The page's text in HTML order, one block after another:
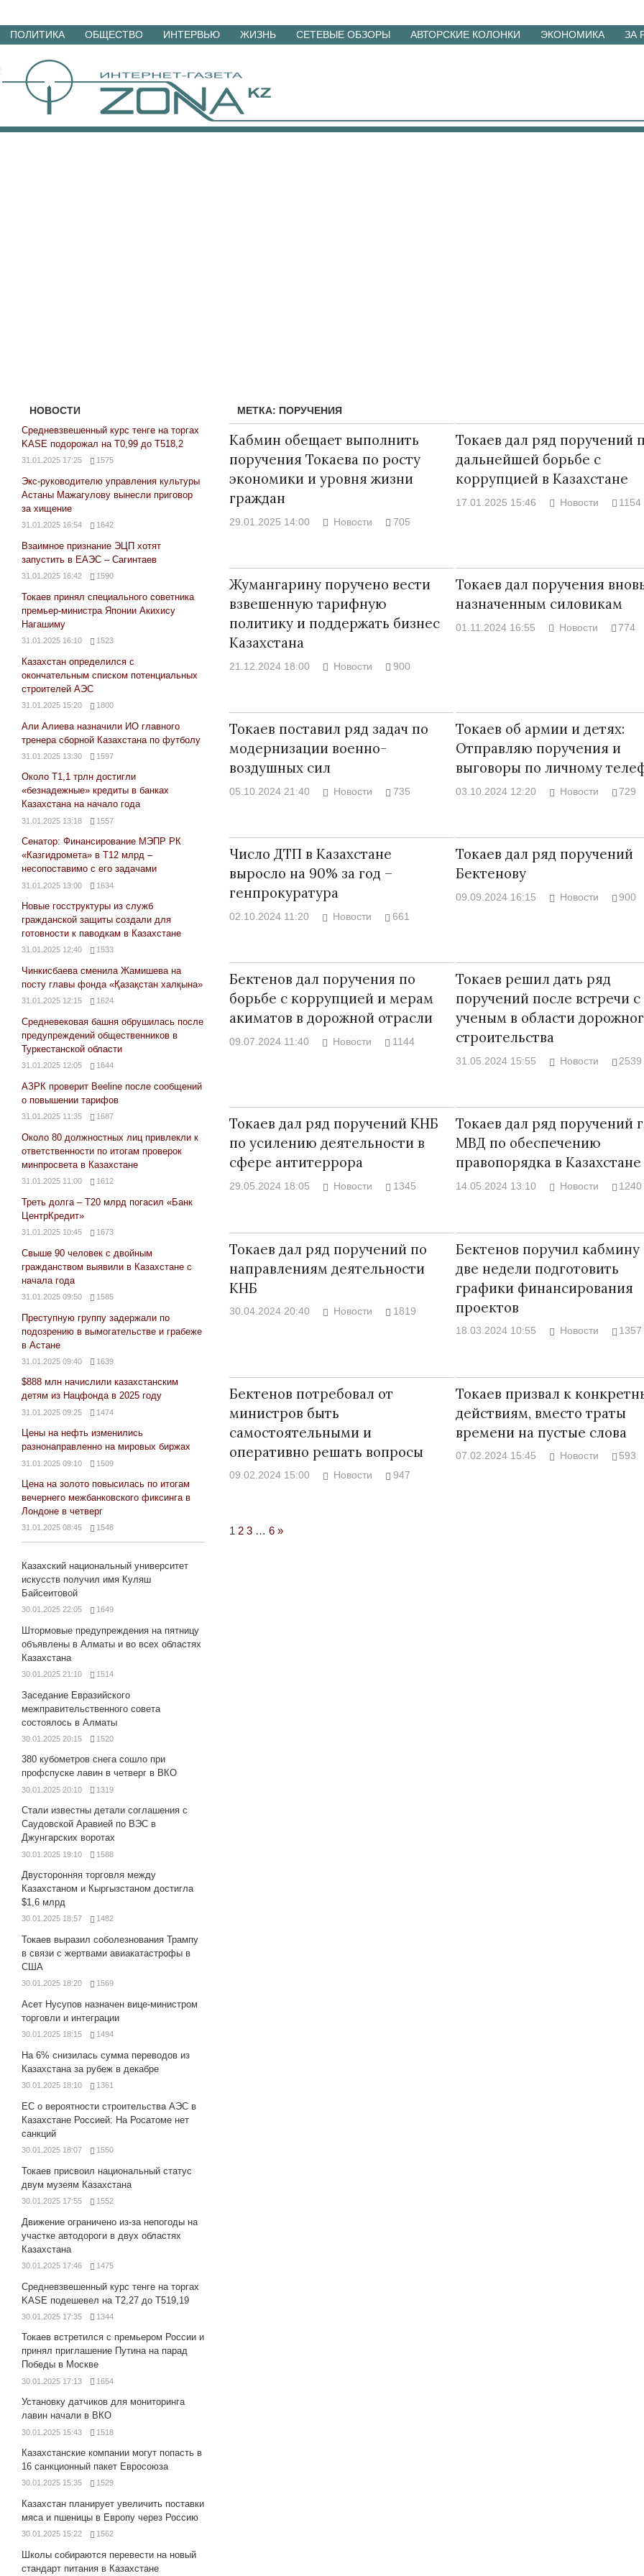
Перейти
материалам
ПОЛИТИКА ОБЩЕСТВО ИНТЕРВЬЮ ЖИЗНЬ СЕТЕВЫЕ ОБЗОРЫ АВТОРСКИЕ КОЛОНКИ ЭКОНОМИКА ЗА
МЕТКА: ПОРУЧЕНИЯ
Кабмин обещает выполнить
поручения Токаева по росту
экономики и уровня жизни
граждан
29.01.2025 14:00 Новости 705
Токаев дал ряд поручений
дальнейшей борьбе с
коррупцией в Казахстане
17.01.2025 15:46 Новости 1154
Жумангарину поручено вести
взвешенную тарифную
политику и поддержать бизнес
Казахстана
21.12.2024 18:00 Новости 900
Токаев дал поручения
назначенным силовикам
01.11.2024 16:55 Новости 774
Токаев поставил ряд задач по
модернизации военно-
воздушных сил
05.10.2024 21:40 Новости 735
Токаев об армии и детях:
Отправляю поручения и
выговоры по личному
03.10.2024 12:20 Новости 729
Число ДТП в Казахстане
выросло на 90% за год –
генпрокуратура
02.10.2024 11:20 Новости 661
Токаев дал ряд поручений
Бектенову
09.09.2024 16:15 Новости 900
Бектенов дал поручения по
борьбе с коррупцией и мерам
акиматов в дорожной отрасли
09.07.2024 11:40 Новости 1144
Токаев решил дать ряд
поручений после встречи с
ученым в области
строительства
31.05.2024 15:55 Новости 2539
Токаев дал ряд поручений КНБ
по усилению деятельности в
сфере антитеррора
29.05.2024 18:05 Новости 1345
Токаев дал ряд поручений
МВД по обеспечению
правопорядка в Казахстане
14.05.2024 13:10 Новости 1240
Токаев дал ряд поручений по
направлениям деятельности
КНБ
30.04.2024 20:40 Новости 1819
Бектенов поручил кабмину
две недели подготовить
графики финансирования
проектов
18.03.2024 10:55 Новости 1357
Бектенов потребовал от
министров быть
самостоятельными и
оперативно решать вопросы
09.02.2024 15:00 Новости 947
Токаев призвал к
действиям, вместо траты
времени на пустые слова
07.02.2024 15:45 Новости 593
1 2 3 … 6 Next
»
НОВОСТИ
Средневзвешенный курс тенге на торгах
KASE подорожал на Т0,99 до Т518,2
31.01.2025 17:25 1575
Экс-руководителю управления культуры
Астаны Мажагулову вынесли приговор
за хищение
31.01.2025 16:54 1642
Взаимное признание ЭЦП хотят
запустить в ЕАЭС – Сагинтаев
31.01.2025 16:42 1590
Токаев принял специального советника
премьер-министра Японии Акихису
Нагашиму
31.01.2025 16:10 1523
Казахстан определился с
окончательным списком потенциальных
строителей АЭС
31.01.2025 15:20 1800
Али Алиева назначили ИО главного
тренера сборной Казахстана по футболу
31.01.2025 13:30 1597
Около Т1,1 трлн достигли
«безнадежные» кредиты в банках
Казахстана на начало года
31.01.2025 13:18 1557
Сенатор: Финансирование МЭПР РК
«Казгидромета» в Т12 млрд –
несопоставимо с его задачами
31.01.2025 13:00 1634
Новые госструктуры из служб
гражданской защиты создали для
готовности к паводкам в Казахстане
31.01.2025 12:40 1533
Чинкисбаева сменила Жамишева на
посту главы фонда «Қазақстан халқына»
31.01.2025 12:15 1624
Средневековая башня обрушилась после
предупреждений общественников в
Туркестанской области
31.01.2025 12:05 1644
АЗРК проверит Beeline после сообщений
о повышении тарифов
31.01.2025 11:35 1687
Около 80 должностных лиц привлекли к
ответственности по итогам проверок
минпросвета в Казахстане
31.01.2025 11:00 1612
Треть долга – Т20 млрд погасил «Банк
ЦентрКредит»
31.01.2025 10:45 1673
Свыше 90 человек с двойным
гражданством выявили в Казахстане с
начала года
31.01.2025 09:50 1585
Преступную группу задержали по
подозрению в вымогательстве и грабеже
в Астане
31.01.2025 09:40 1639
$888 млн начислили казахстанским
детям из Нацфонда в 2025 году
31.01.2025 09:25 1474
Цены на нефть изменились
разнонаправленно на мировых биржах
31.01.2025 09:10 1509
Цена на золото повысилась по итогам
вечернего межбанковского фиксинга в
Лондоне в четверг
31.01.2025 08:45 1548
Казахский национальный университет
искусств получил имя Куляш
Байсеитовой
30.01.2025 22:05 1649
Штормовые предупреждения на пятницу
объявлены в Алматы и во всех областях
Казахстана
30.01.2025 21:10 1514
Заседание Евразийского
межправительственного совета
состоялось в Алматы
30.01.2025 20:15 1520
380 кубометров снега сошло при
профспуске лавин в четверг в ВКО
30.01.2025 20:10 1319
Стали известны детали соглашения с
Саудовской Аравией по ВЭС в
Джунгарских воротах
30.01.2025 19:10 1588
Двусторонняя торговля между
Казахстаном и Кыргызстаном достигла
$1,6 млрд
30.01.2025 18:57 1482
Токаев выразил соболезнования Трампу
в связи с жертвами авиакатастрофы в
США
30.01.2025 18:20 1569
Асет Нусупов назначен вице-министром
торговли и интеграции
30.01.2025 18:15 1494
На 6% снизилась сумма переводов из
Казахстана за рубеж в декабре
30.01.2025 18:10 1361
ЕС о вероятности строительства АЭС в
Казахстане Россией: На Росатоме нет
санкций
30.01.2025 18:07 1550
Токаев присвоил национальный статус
двум музеям Казахстана
30.01.2025 17:55 1552
Движение ограничено из-за непогоды на
участке автодороги в двух областях
Казахстана
30.01.2025 17:46 1475
Средневзвешенный курс тенге на торгах
KASE подешевел на Т2,27 до Т519,19
30.01.2025 17:35 1344
Токаев встретился с премьером России и
принял приглашение Путина на парад
Победы в Москве
30.01.2025 17:13 1654
Установку датчиков для мониторинга
лавин начали в ВКО
30.01.2025 15:43 1518
Казахстанские компании могут попасть в
16 санкционный пакет Евросоюза
30.01.2025 15:35 1529
Казахстан планирует увеличить поставки
мяса и пшеницы в Европу через Россию
30.01.2025 15:22 1562
Школы собираются перевести на новый
стандарт питания в Казахстане
17.10.2024 17:00 29972
Дарига не
мошенниками
30.10.2024
Война
Война Миров.